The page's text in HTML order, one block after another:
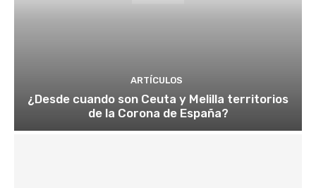
ARTÍCULOS
¿Desde cuando son Ceuta y Melilla territorios
de la Corona de España?